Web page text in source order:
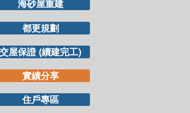
海砂屋重建
都更規劃
交屋保證 (續建完工)
實績分享
住戶專區